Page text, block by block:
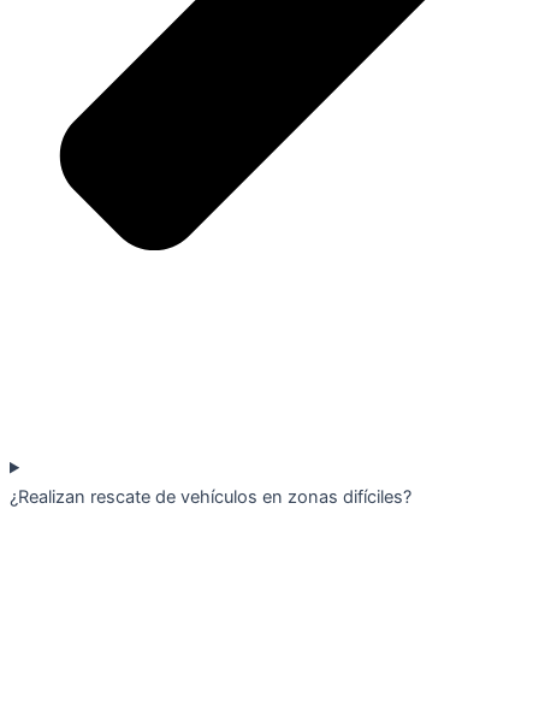
¿Realizan rescate de vehículos en zonas difíciles?